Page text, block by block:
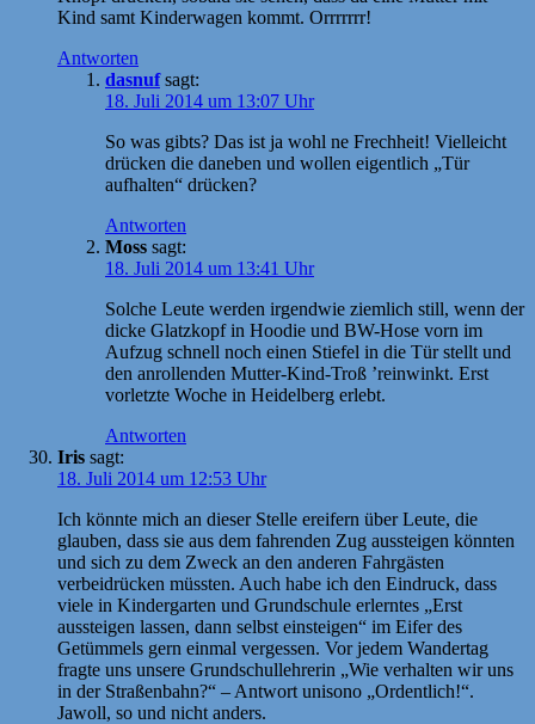
Kind samt Kinderwagen kommt. Orrrrrrr!
Antworten
dasnuf sagt:
18. Juli 2014 um 13:07 Uhr
So was gibts? Das ist ja wohl ne Frechheit! Vielleicht
drücken die daneben und wollen eigentlich „Tür
aufhalten“ drücken?
Antworten
Moss sagt:
18. Juli 2014 um 13:41 Uhr
Solche Leute werden irgendwie ziemlich still, wenn der
dicke Glatzkopf in Hoodie und BW-Hose vorn im
Aufzug schnell noch einen Stiefel in die Tür stellt und
den anrollenden Mutter-Kind-Troß ’reinwinkt. Erst
vorletzte Woche in Heidelberg erlebt.
Antworten
Iris sagt:
18. Juli 2014 um 12:53 Uhr
Ich könnte mich an dieser Stelle ereifern über Leute, die
glauben, dass sie aus dem fahrenden Zug aussteigen könnten
und sich zu dem Zweck an den anderen Fahrgästen
verbeidrücken müssten. Auch habe ich den Eindruck, dass
viele in Kindergarten und Grundschule erlerntes „Erst
aussteigen lassen, dann selbst einsteigen“ im Eifer des
Getümmels gern einmal vergessen. Vor jedem Wandertag
fragte uns unsere Grundschullehrerin „Wie verhalten wir uns
in der Straßenbahn?“ – Antwort unisono „Ordentlich!“.
Jawoll, so und nicht anders.